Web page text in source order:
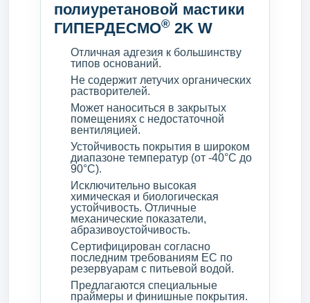
полиуретановой мастики
ГИПЕРДЕСМО® 2K W
Отличная адгезия к большинству
типов оснований.
Не содержит летучих органических
растворителей.
Может наноситься в закрытых
помещениях с недостаточной
вентиляцией.
Устойчивость покрытия в широком
диапазоне температур (от -40°С до
90°С).
Исключительно высокая
химическая и биологическая
устойчивость. Отличные
механические показатели,
абразивоустойчивость.
Сертифицирован согласно
последним требованиям ЕС по
резервуарам с питьевой водой.
Предлагаются специальные
праймеры и финишные покрытия.